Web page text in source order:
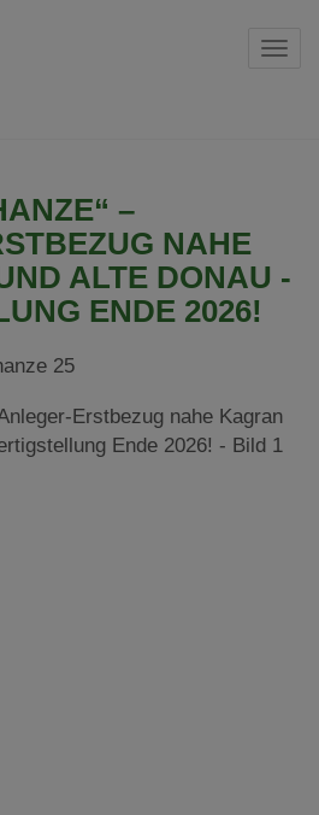
–
NAHE
ALTE DONAU -
ENDE 2026!
25